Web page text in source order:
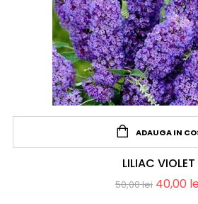
ADAUGA IN
LILIAC VIOLET
50,00lei 40,00